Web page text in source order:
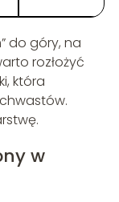
do góry, na
rozłożyć
która
w